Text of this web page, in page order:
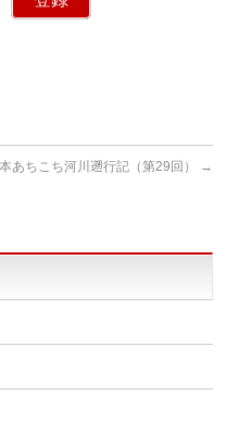
あちこち河川遡行記（第29回） →